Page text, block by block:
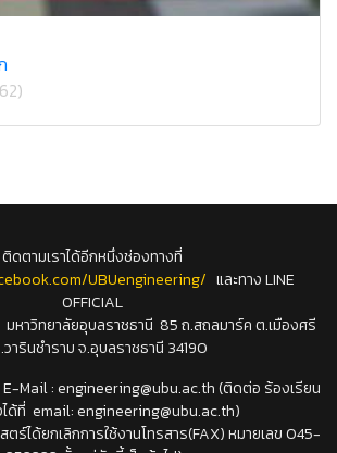
ติดตามเราได้อีกหนึ่งช่องทางที่
UBUengineering/ และทาง LINE
OFFICIAL
หาวิทยาลัยอุบลราชธานี 85 ถ.สถลมาร์ค ต.เมืองศรี
วารินชำราบ จ.อุบลราชธานี 34190
Mail : engineering@ubu.ac.th (ติดต่อ ร้องเรียน
ได้ที่ email: engineering@ubu.ac.th)
ร์ได้ยกเลิกการใช้งานโทรสาร(FAX) หมายเลข 045-